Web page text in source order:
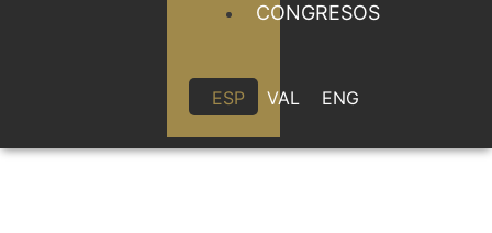
CONGRESOS
ESP VAL ENG